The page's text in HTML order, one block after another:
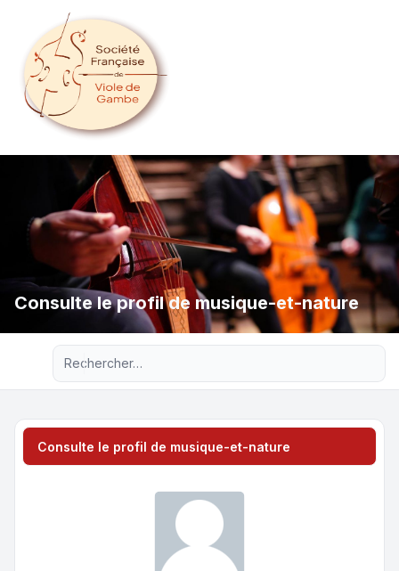
Consulte le profil de musique-et-nature
Recherche avancée
Consulte le profil de musique-et-nature